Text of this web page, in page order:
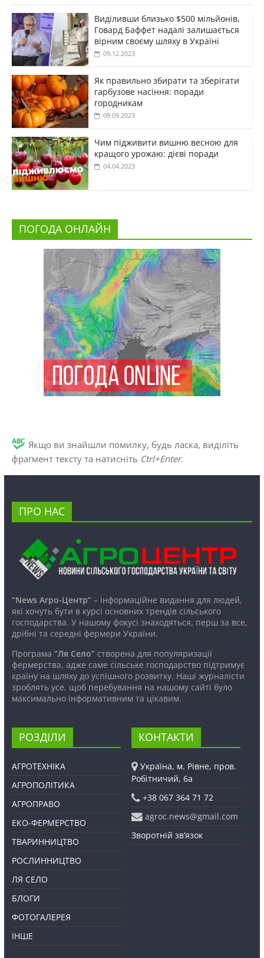
Виділивши близько $500 мільйонів,
Говард Баффет надалі залишається
вірним своєму шляху в Україні
09.12.2023
Як правильно збирати та зберігати
гарбузове насіння: поради
городникам
09.09.2023
Чим підживити вишню весною для
кращого урожаю: дієві поради
04.04.2023
ПОГОДА ОНЛАЙН
Якщо ви знайшли помилку, будь ласка, виділіть
фрагмент тексту та натисніть Ctrl+Enter.
ПРО НАС
“News Агро-Центр”– інформаційне видання для людей,
які хочуть бути в курсі основних трендів сільського
господарства. У нашому фокусі знаходяться, перш за все,
дрібні та середні фермери України.
Програма “Ля Село”створена для популяризації
фермерства, адже саме сільське господарство підтримує
країну на шляху до успішного розвитку. Наші журналісти
зроблять усе, щоб перебування на нашому сайті було
максимально інформативним та цікавим.
РОЗДІЛИ
АГРОТЕХНІКА
АГРОПОЛІТИКА
АГРОПРАВО
ЕКО-ФЕРМЕРСТВО
ТВАРИННИЦТВО
РОСЛИННИЦТВО
ЛЯ СЕЛО
БЛОГИ
ФОТОГАЛЕРЕЯ
ІНШЕ
КОНТАКТИ
Україна, м. Рівне, пров.
Робітничий, 6а
+38 067 364 71 72
agroc.news@gmail.com
Зворотній зв’язок